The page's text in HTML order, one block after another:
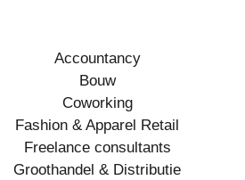
Accountancy
Bouw
Coworking
Fashion & Apparel Retail
Freelance consultants
Groothandel & Distributie